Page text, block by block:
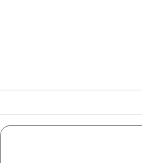
قواعد اللعبة بالشرق الأوسط